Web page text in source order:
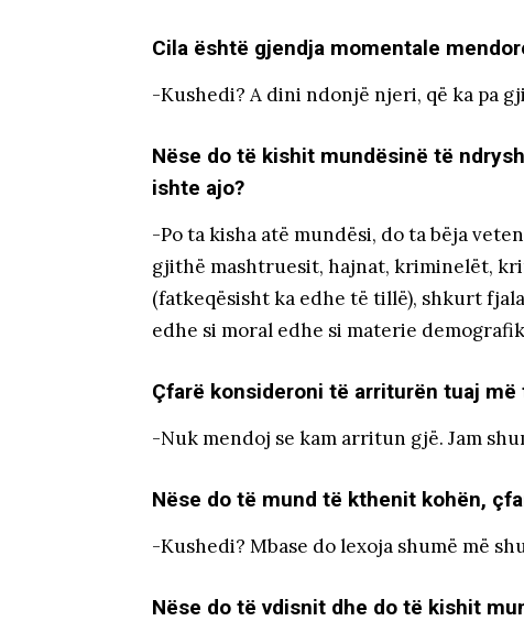
Cila është gjendja momentale
-Kushedi? A dini ndonjë njeri, që ka pa
Nëse do të kishit mundësinë të
ishte ajo?
-Po ta kisha atë mundësi, do ta bëja
gjithë mashtruesit, hajnat, kriminelët,
(fatkeqësisht ka edhe të tillë), shkurt
edhe si moral edhe si materie
Çfarë konsideroni të arriturën tuaj më
-Nuk mendoj se kam arritun gjë. Jam
Nëse do të mund të kthenit kohën,
-Kushedi? Mbase do lexoja shumë më
Nëse do të vdisnit dhe do të kishit